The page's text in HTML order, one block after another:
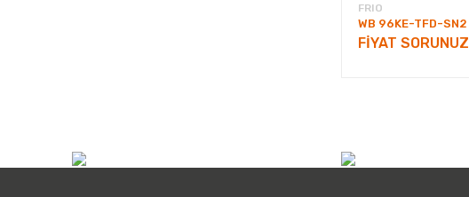
FRIO
WB 96KE-TFD-SN2
FİYAT SORUNUZ